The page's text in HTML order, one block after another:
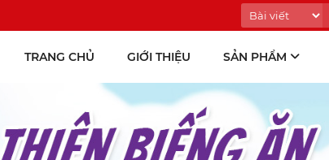
TRANG CHỦ GIỚI THIỆU SẢN PHẨM